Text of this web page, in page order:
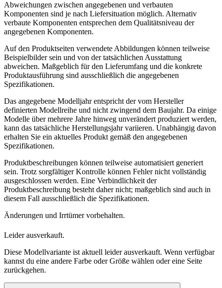
Abweichungen zwischen angegebenen und verbauten
Komponenten sind je nach Liefersituation möglich. Alternativ
verbaute Komponenten entsprechen dem Qualitätsniveau der
angegebenen Komponenten.
Auf den Produktseiten verwendete Abbildungen können teilweise
Beispielbilder sein und von der tatsächlichen Ausstattung
abweichen. Maßgeblich für den Lieferumfang und die konkrete
Produktausführung sind ausschließlich die angegebenen
Spezifikationen.
Das angegebene Modelljahr entspricht der vom Hersteller
definierten Modellreihe und nicht zwingend dem Baujahr. Da einige
Modelle über mehrere Jahre hinweg unverändert produziert werden,
kann das tatsächliche Herstellungsjahr variieren. Unabhängig davon
erhalten Sie ein aktuelles Produkt gemäß den angegebenen
Spezifikationen.
Produktbeschreibungen können teilweise automatisiert generiert
sein. Trotz sorgfältiger Kontrolle können Fehler nicht vollständig
ausgeschlossen werden. Eine Verbindlichkeit der
Produktbeschreibung besteht daher nicht; maßgeblich sind auch in
diesem Fall ausschließlich die Spezifikationen.
Änderungen und Irrtümer vorbehalten.
Leider ausverkauft.
Diese Modellvariante ist aktuell leider ausverkauft. Wenn verfügbar
kannst du eine andere Farbe oder Größe wählen oder eine Seite
zurückgehen.